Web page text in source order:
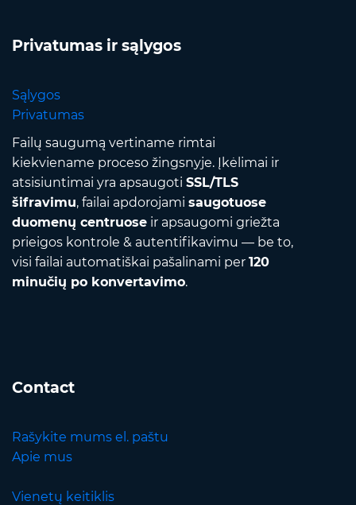
Privatumas ir sąlygos
Sąlygos
Privatumas
Failų saugumą vertiname rimtai
kiekviename proceso žingsnyje. Įkėlimai ir
atsisiuntimai yra apsaugoti SSL/TLS
šifravimu, failai apdorojami saugotuose
duomenų centruose ir apsaugomi griežta
prieigos kontrole & autentifikavimu — be to,
visi failai automatiškai pašalinami per 120
minučių po konvertavimo.
Contact
Rašykite mums el. paštu
Apie mus
Vienetų keitiklis